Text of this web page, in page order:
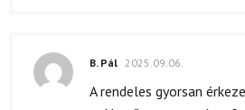
B. Pál 2025.09.06.
A rendeles gyorsan